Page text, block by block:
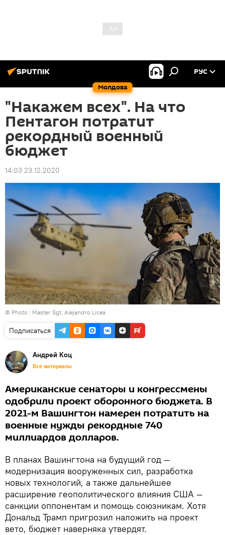
Молдова
РУС
"Накажем всех". На что
Пентагон потратит
рекордный военный
бюджет
14:03 23.12.2020
© Photo : Master Sgt. Alejandro Licea
Подписаться
Андрей Коц
Все материалы
Американские сенаторы и конгрессмены
одобрили проект оборонного бюджета. В
2021-м Вашингтон намерен потратить на
военные нужды рекордные 740
миллиардов долларов.
В планах Вашингтона на будущий год —
модернизация вооруженных сил, разработка
новых технологий, а также дальнейшее
расширение геополитического влияния США —
санкции оппонентам и помощь союзникам. Хотя
Дональд Трамп пригрозил наложить на проект
вето, бюджет наверняка утвердят.